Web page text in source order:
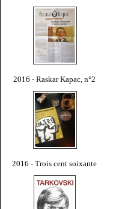
2016 - Raskar Kapac, n°2
2016 - Trois cent soixante